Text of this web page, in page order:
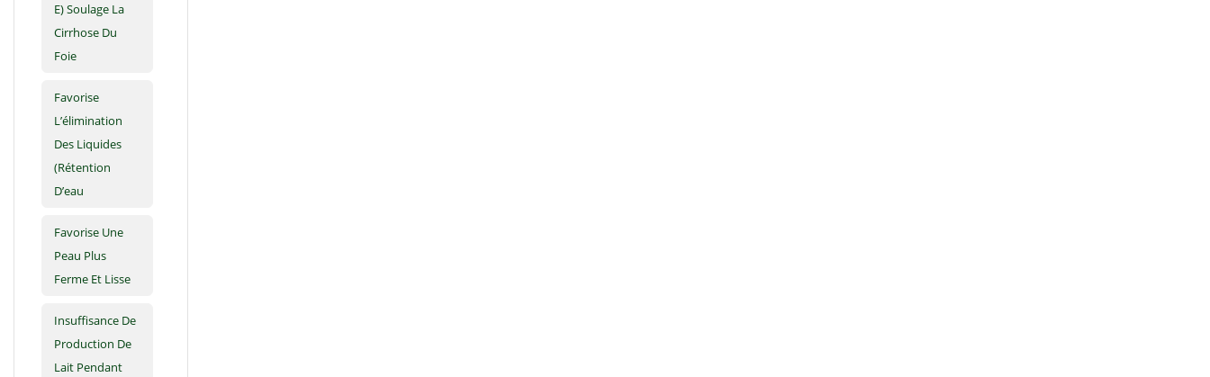
E) Soulage La
Cirrhose Du
Foie
Favorise
L’élimination
Des Liquides
(rétention
D’eau
Favorise Une
Peau Plus
Ferme Et Lisse
Insuffisance De
Production De
Lait Pendant